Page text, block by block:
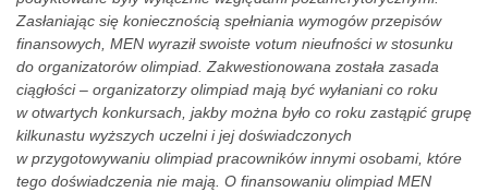
Zasłaniając się koniecznością spełniania wymogów przepisów
finansowych, MEN wyraził swoiste votum nieufności w stosunku
do organizatorów olimpiad. Zakwestionowana została zasada
ciągłości – organizatorzy olimpiad mają być wyłaniani co roku
w otwartych konkursach, jakby można było co roku zastąpić grupę
kilkunastu wyższych uczelni i jej doświadczonych
w przygotowywaniu olimpiad pracowników innymi osobami, które
tego doświadczenia nie mają. O finansowaniu olimpiad MEN